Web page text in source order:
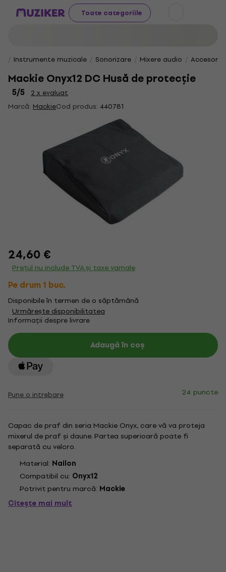
Toate categoriile
Instrumente muzicale Sonorizare Mixere audio Accesorii
Mackie Onyx12 DC Husă de protecție
5/5
2 x evaluat
Marcă: MackieCod produs: 440781
24,60 €
Prețul nu include TVA și taxe vamale
Pe drum 1 buc.
Disponibile în termen de o săptămână
Urmărește disponibilitatea
Informații despre livrare
Adaugă în coș
Pune o intrebare 24 puncte
Capac de praf din seria Mackie Onyx, care vă va proteja
mixerul de praf și daune. Partea superioară poate fi
separată cu velcro.
Material: Nailon
Compatibil cu: Onyx12
Potrivit pentru marcă: Mackie
Citește mai mult